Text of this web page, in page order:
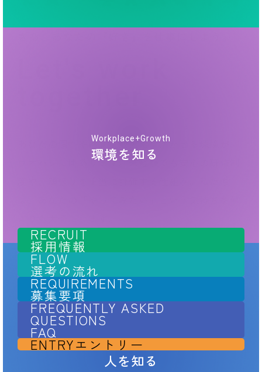
環境を知る
Workplace+Growth
人を知る
Interview
あなたの個性や熱意を最大限に活かせる環境が、
ウオハシにはあります。未経験でも安心の研修制
RECRUIT
採用情報
FLOW
選考の流れ
REQUIREMENTS
募集要項
FREQUENTLY ASKED
QUESTIONS
FAQ
ENTRYエントリー